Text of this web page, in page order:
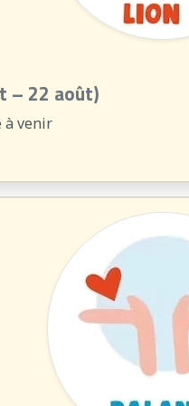
– 22 août)
à venir